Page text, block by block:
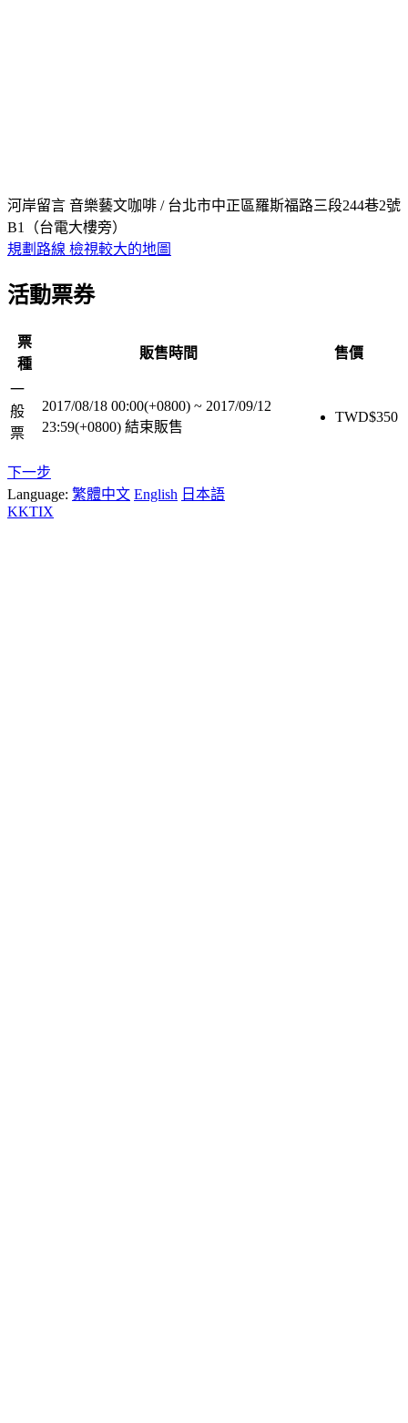
河岸留言 音樂藝文咖啡 / 台北市中正區羅斯福路三段244巷2號
B1（台電大樓旁）
規劃路線 檢視較大的地圖
活動票券
票
種
販售時間 售價
一
般
票
2017/08/18 00:00(+0800) ~ 2017/09/12
23:59(+0800) 結束販售
TWD$350
下一步
Language: 繁體中文 English 日本語
KKTIX